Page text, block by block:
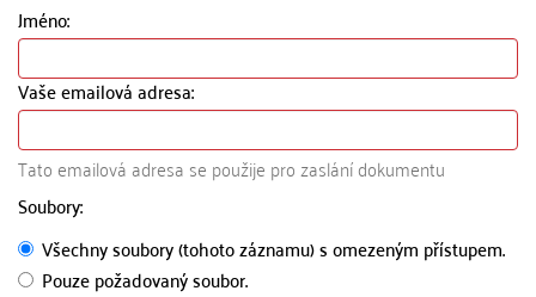
Jméno:
Vaše emailová adresa:
Tato emailová adresa se použije pro zaslání dokumentu
Soubory:
Všechny soubory (tohoto záznamu) s omezeným přístupem.
Pouze požadovaný soubor.